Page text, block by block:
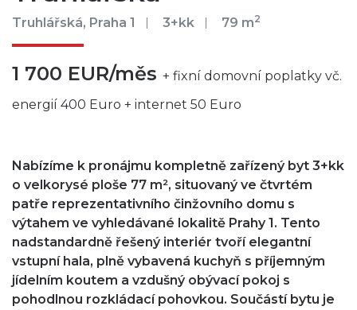
Truhlářská, Praha 1 3+kk 79 m2
1 700 EUR/měs + fixní domovní poplatky vč.
energií 400 Euro + internet 50 Euro
Nabízíme k pronájmu kompletně zařízený byt 3+kk
o velkorysé ploše 77 m², situovaný ve čtvrtém
patře reprezentativního činžovního domu s
výtahem ve vyhledávané lokalitě Prahy 1. Tento
nadstandardně řešený interiér tvoří elegantní
vstupní hala, plně vybavená kuchyň s příjemným
jídelním koutem a vzdušný obývací pokoj s
pohodlnou rozkládací pohovkou. Součástí bytu je